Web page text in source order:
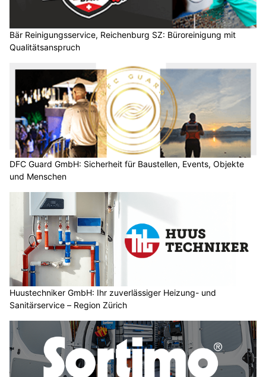
Bär Reinigungsservice, Reichenburg SZ: Büroreinigung mit
Qualitätsanspruch
DFC Guard GmbH: Sicherheit für Baustellen, Events, Objekte
und Menschen
Huustechniker GmbH: Ihr zuverlässiger Heizung- und
Sanitärservice – Region Zürich